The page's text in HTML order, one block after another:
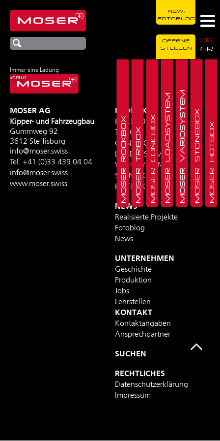
Immer eine Ladung
voraus.
DE
FR
NEW:
FOTOBLOG
OFFENE
STELLEN
MOSER ROCKBOXMOSER TRIBOXMOSER CONICBOXMOSER LOADSYSTEMMOSER VARIOSYSTEMMOSER STONEBOXMOSER HOTBOX
MOSER AG
Kipper- und Fahrzeugbau
Gummweg 92
3612 Steffisburg
info@moser.swiss
Tel. +41 (0)33 439 04 04
info@moser.swiss
www.moser.swiss
PRODUKTE
ROCKBOX
TRIBOX
CONICBOX
LOADSYSTEM
VARIOSYSTEM
STONEBOX
HOTBOX
NEWS
Realisierte Projekte
Fotoblog
News
UNTERNEHMEN
Geschichte
Produktion
Jobs
Lehrstellen
KONTAKT
Kontaktangaben
Ansprechpartner
SUCHEN
RECHTLICHES
Datenschutzerklärung
Impressum